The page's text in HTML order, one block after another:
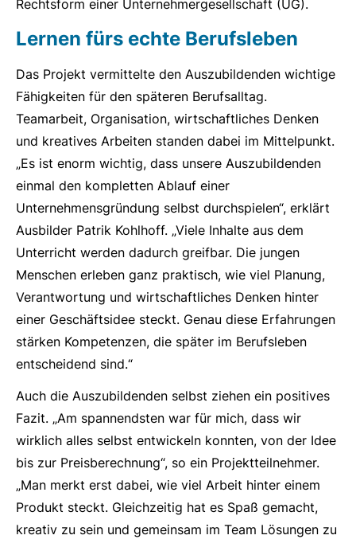
Rechtsform einer Unternehmergesellschaft (UG).
Lernen fürs echte Berufsleben
Das Projekt vermittelte den Auszubildenden wichtige
Fähigkeiten für den späteren Berufsalltag.
Teamarbeit, Organisation, wirtschaftliches Denken
und kreatives Arbeiten standen dabei im Mittelpunkt.
„Es ist enorm wichtig, dass unsere Auszubildenden
einmal den kompletten Ablauf einer
Unternehmensgründung selbst durchspielen“, erklärt
Ausbilder Patrik Kohlhoff. „Viele Inhalte aus dem
Unterricht werden dadurch greifbar. Die jungen
Menschen erleben ganz praktisch, wie viel Planung,
Verantwortung und wirtschaftliches Denken hinter
einer Geschäftsidee steckt. Genau diese Erfahrungen
stärken Kompetenzen, die später im Berufsleben
entscheidend sind.“
Auch die Auszubildenden selbst ziehen ein positives
Fazit. „Am spannendsten war für mich, dass wir
wirklich alles selbst entwickeln konnten, von der Idee
bis zur Preisberechnung“, so ein Projektteilnehmer.
„Man merkt erst dabei, wie viel Arbeit hinter einem
Produkt steckt. Gleichzeitig hat es Spaß gemacht,
kreativ zu sein und gemeinsam im Team Lösungen zu